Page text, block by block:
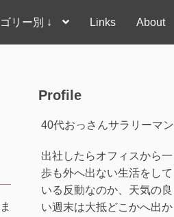
リー別 ↓ Links About
Profile
40代おっさんサラリーマン
出社したらオフィスから一
歩も外へ出ない生活をして
いる反動なのか、天気の良
い週末は大抵どこかへ出か